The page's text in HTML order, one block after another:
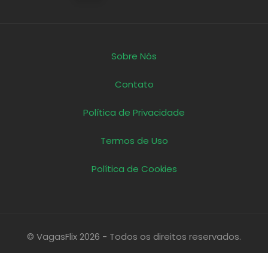
Sobre Nós
Contato
Política de Privacidade
Termos de Uso
Política de Cookies
© VagasFlix 2026 - Todos os direitos reservados.